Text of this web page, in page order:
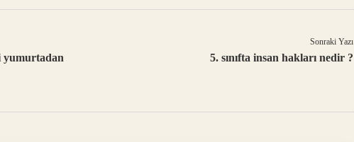
yumurtadan
Sonraki Yazı
5. sınıfta insan hakları nedir ?